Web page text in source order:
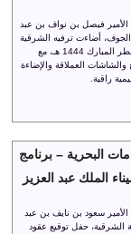
فيصل بن نواف بن عبد
أضاءت ترفيه الشرقية
سماء الجوف باحتفالية عيد الفطر المبارك 1444 هـ، مع
العملاقة والإضاءة
راقية.
البحرية – برنامج
سعود بن نايف بن عبد
الشرقية، حفل توقيع عقود